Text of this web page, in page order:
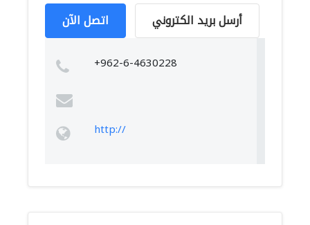
اتصل الآن أرسل بريد الكتروني
+962-6-4630228
http://